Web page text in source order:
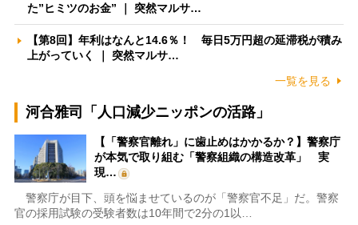
た”ヒミツのお金” ｜ 突然マルサ…
【第8回】年利はなんと14.6％！ 毎日5万円超の延滞税が積み
上がっていく ｜ 突然マルサ…
一覧を見る
河合雅司「人口減少ニッポンの活路」
【「警察官離れ」に歯止めはかかるか？】警察庁
が本気で取り組む「警察組織の構造改革」 実
現…
警察庁が目下、頭を悩ませているのが「警察官不足」だ。警察
官の採用試験の受験者数は10年間で2分の1以…